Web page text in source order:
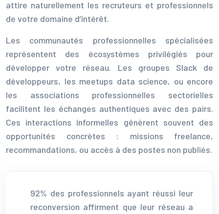
attire naturellement les recruteurs et professionnels
de votre domaine d’intérêt.
Les communautés professionnelles spécialisées
représentent des écosystèmes privilégiés pour
développer votre réseau. Les groupes Slack de
développeurs, les meetups data science, ou encore
les associations professionnelles sectorielles
facilitent les échanges authentiques avec des pairs.
Ces interactions informelles génèrent souvent des
opportunités concrètes : missions freelance,
recommandations, ou accès à des postes non publiés.
92% des professionnels ayant réussi leur
reconversion affirment que leur réseau a